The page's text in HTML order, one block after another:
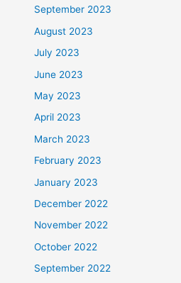
September 2023
August 2023
July 2023
June 2023
May 2023
April 2023
March 2023
February 2023
January 2023
December 2022
November 2022
October 2022
September 2022